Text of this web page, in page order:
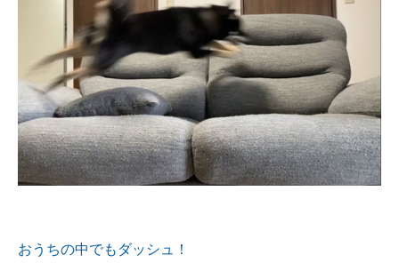
おうちの中でもダッシュ！